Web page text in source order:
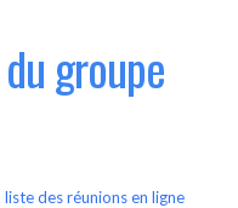
groupe
liste des réunions en ligne